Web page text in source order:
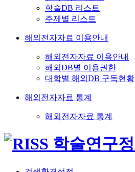
학술DB 리스트
주제별 리스트
해외전자자료 이용안내
해외전자자료 이용안내
해외DB별 이용권한
대학별 해외DB 구독현황
해외전자자료 통계
해외전자자료 통계